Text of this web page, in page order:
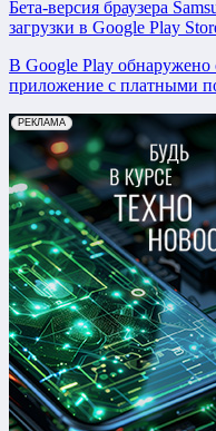
Бета-версия браузера
загрузки в Google Play
В Google Play обнаружено
приложение с платными